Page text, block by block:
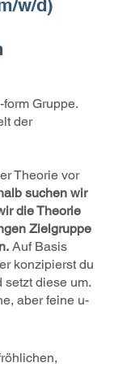
w/d)
Gruppe.
der
Theorie vor
suchen wir
die Theorie
Zielgruppe
Auf Basis
konzipierst du
setzt diese um.
aber feine u-